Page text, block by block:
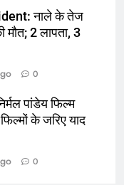
नाले के तेज
मौत; 2 लापता, 3
0
पांडेय फिल्म
के जरिए याद
0